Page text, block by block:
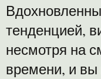
тенденцией,
несмотря на
времени, и вы